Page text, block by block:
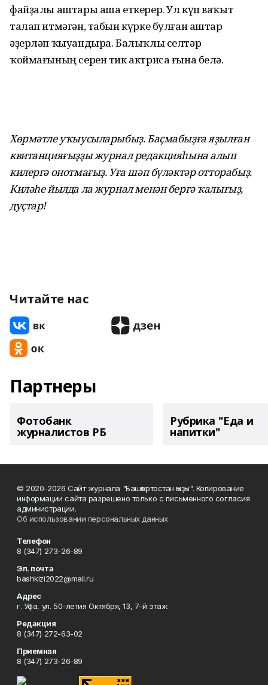
файҙалы аштары аша еткерер. Ул күп ваҡыт
талап итмәгән, табын күрке булған аштар
әҙерләп ҡыуандыра. Балыҡлы селтәр
ҡоймағының серен тик актриса ғына белә.
Хөрмәтле уҡыусыларыбыҙ. Баҫмабыҙға яҙылған
квитанцияғыҙҙы журнал редакцияһына алып
килергә онотмағыҙ. Уға шәп бүләктәр отторабыҙ.
Киләһе йылда ла журнал менән бергә ҡалығыҙ,
дуҫтар!
Читайте нас
Партнеры
Фотобанк
журналистов РБ
Рубрика "Еда и
напитки"
© 2020-2026 Сайт журнала "Башҡортостан ҡыҙы". Копирование
информации сайта разрешено только с письменного согласия
администрации.
Об использовании персональных данных
Телефон
8 (347) 273-26-89
Эл. почта
bashkizi2022@mail.ru
Адрес
г. Уфа, ул. 50-летия Октября, 13, 7-й этаж
Редакция
8 (347) 272-63-02
Приемная
8 (347) 273-26-89